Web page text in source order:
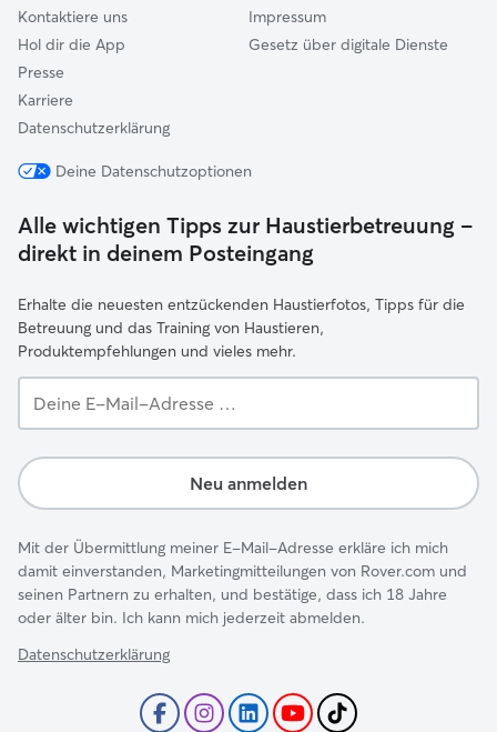
Kontaktiere uns
Hol dir die App
Presse
Karriere
Datenschutzerklärung
Impressum
Gesetz über digitale Dienste
Deine Datenschutzoptionen
Alle wichtigen Tipps zur Haustierbetreuung –
direkt in deinem Posteingang
Erhalte die neuesten entzückenden Haustierfotos, Tipps für die
Betreuung und das Training von Haustieren,
Produktempfehlungen und vieles mehr.
E-
Adresse …
Neu anmelden
Mit der Übermittlung meiner E-Mail-Adresse erkläre ich mich
damit einverstanden, Marketingmitteilungen von Rover.com und
seinen Partnern zu erhalten, und bestätige, dass ich 18 Jahre
oder älter bin. Ich kann mich jederzeit abmelden.
Datenschutzerklärung